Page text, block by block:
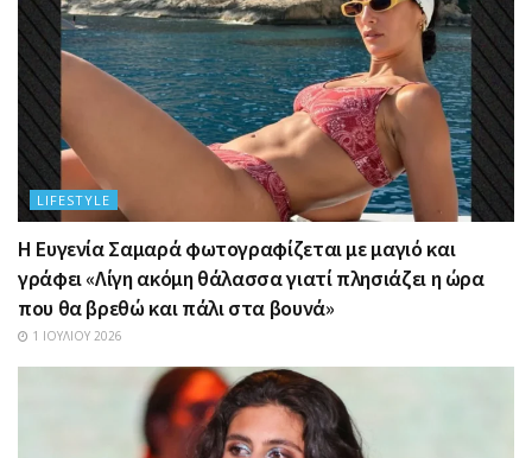
LIFESTYLE
Η Ευγενία Σαμαρά φωτογραφίζεται με μαγιό και
γράφει «Λίγη ακόμη θάλασσα γιατί πλησιάζει η ώρα
που θα βρεθώ και πάλι στα βουνά»
1 ΙΟΥΛΊΟΥ 2026